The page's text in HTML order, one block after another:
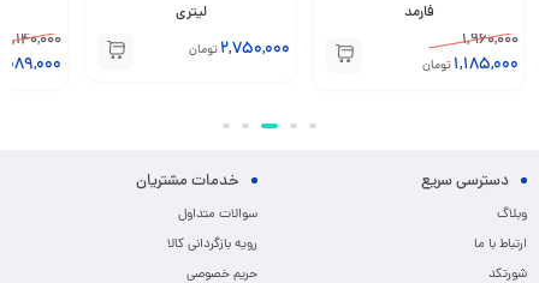
لیتری
2,750,000تومان 1,140,000
459,800
389,000
دسترسی سریع
وبلاگ
ارتباط با ما
شورتکد
خدمات مشتریان
سوالات متداول
رویه بازگردانی کالا
حریم خصوصی